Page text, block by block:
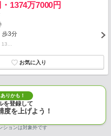
1374万7000円
歩3分
13…
りかも！
を登録して
度を上げよう！
ションは対象外です